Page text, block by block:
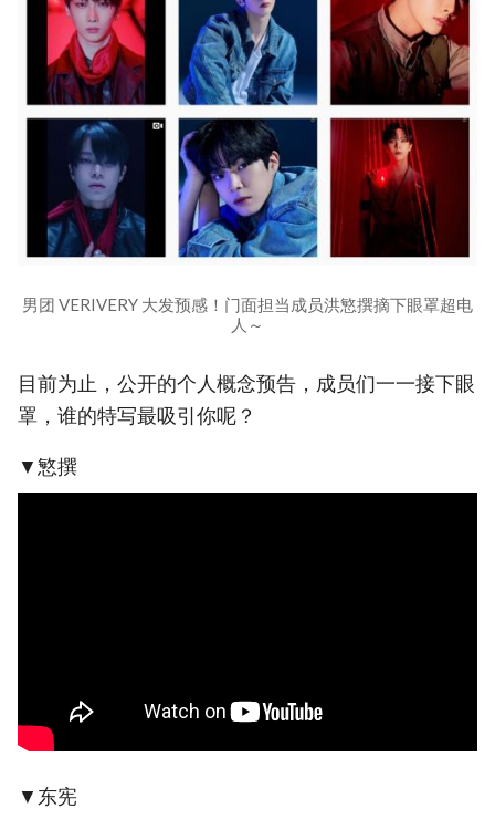
男团 VERIVERY 大发预感！门面担当成员洪慜撰摘下眼罩超电
人～
目前为止，公开的个人概念预告，成员们一一接下眼
罩，谁的特写最吸引你呢？
▼慜撰
▼东宪